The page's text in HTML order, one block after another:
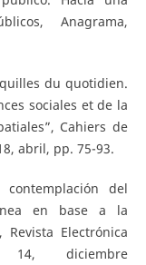
Anagrama,
du quotidien.
sociales et de la
Cahiers de
abril, pp. 75-93.
contemplación del
en base a la
Electrónica
14, diciembre